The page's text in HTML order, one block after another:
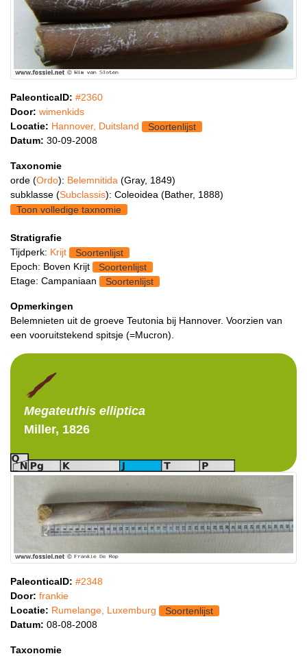
PaleonticaID: #2360
Door: wimenkids
Locatie: Hannover, Duitsland
Soortenlijst
Datum: 30-09-2008
Taxonomie
orde (Ordo): Belemnitida (Gray, 1849)
subklasse (Subclassis): Coleoidea (Bather, 1888)
Toon volledige taxnomie
Stratigrafie
Tijdperk: Krijt
Soortenlijst
Epoch: Boven Krijt
Soortenlijst
Etage: Campaniaan
Soortenlijst
Opmerkingen
Belemnieten uit de groeve Teutonia bij Hannover. Voorzien van
een vooruitstekend spitsje (=Mucron).
Megateuthis elliptica
Miller, 1826
PaleonticaID: #2348
Door: frankie
Locatie: Rumelange, Luxemburg
Soortenlijst
Datum: 08-08-2008
Taxonomie